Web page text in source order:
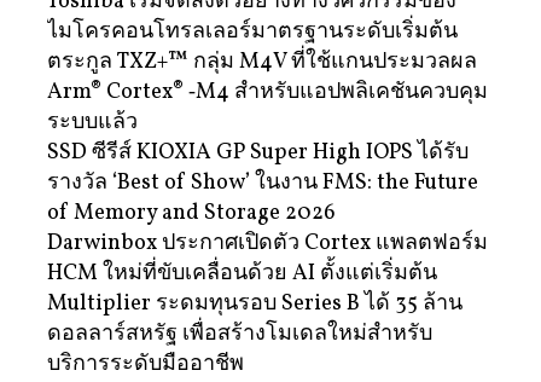
ไมโครคอนโทรลเลอร์มาตรฐานระดับเริ่มต้น
ตระกูล TXZ+™ กลุ่ม M4V ที่ใช้แกนประมวลผล
Arm® Cortex® ‑M4 สำหรับแอปพลิเคชันควบคุม
ระบบแล้ว
SSD ซีรีส์ KIOXIA GP Super High IOPS ได้รับ
รางวัล ‘Best of Show’ ในงาน FMS: the Future
of Memory and Storage 2026
Darwinbox ประกาศเปิดตัว Cortex แพลตฟอร์ม
HCM ใหม่ที่ขับเคลื่อนด้วย AI ตั้งแต่เริ่มต้น
Multiplier ระดมทุนรอบ Series B ได้ 35 ล้าน
ดอลลาร์สหรัฐ เพื่อสร้างโมเดลใหม่สำหรับ
บริการระดับมืออาชีพ